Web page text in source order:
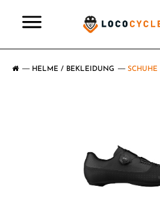
HELME / BEKLEIDUNG SCHUHE